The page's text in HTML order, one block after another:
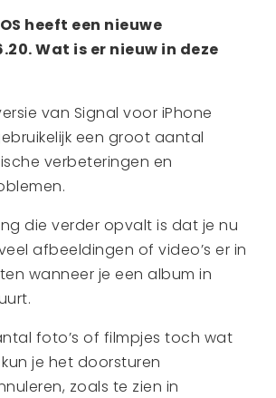
heeft een nieuwe
Wat is er nieuw in deze
van Signal voor iPhone
een groot aantal
verbeteringen en
die verder opvalt is dat je nu
afbeeldingen of video’s er in
wanneer je een album in
foto’s of filmpjes toch wat
je het doorsturen
zoals te zien in